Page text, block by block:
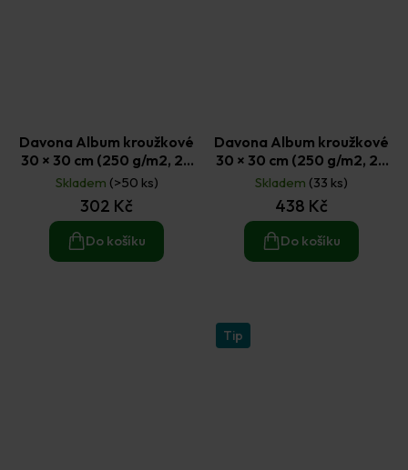
Davona Album kroužkové
30 × 30 cm (250 g/m2, 20
listů) - šedé
Skladem (>50 ks)
302 Kč
Do košíku
Davona Album kroužkové
30 × 30 cm (250 g/m2, 20
listů) - tmavě modré
Skladem (33 ks)
438 Kč
Do košíku
Tip